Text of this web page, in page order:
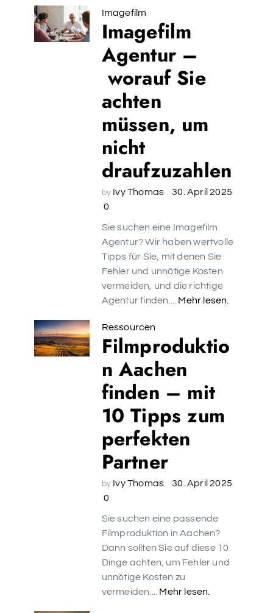
Imagefilm
Imagefilm
Agentur –
worauf Sie
achten
müssen, um
nicht
draufzuzahlen
by Ivy Thomas
30. April 2025
0
Sie suchen eine Imagefilm
Agentur? Wir haben wertvolle
Tipps für Sie, mit denen Sie
Fehler und unnötige Kosten
vermeiden, und die richtige
Agentur finden.... Mehr lesen.
Ressourcen
Filmproduktio
n Aachen
finden – mit
10 Tipps zum
perfekten
Partner
by Ivy Thomas
30. April 2025
0
Sie suchen eine passende
Filmproduktion in Aachen?
Dann sollten Sie auf diese 10
Dinge achten, um Fehler und
unnötige Kosten zu
vermeiden.... Mehr lesen.